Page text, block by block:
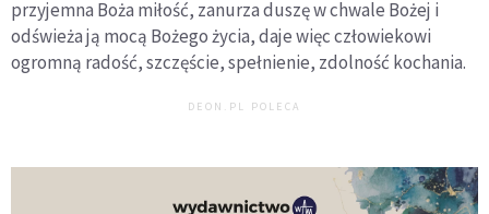
przyjemna Boża miłość, zanurza duszę w chwale Bożej i
odświeża ją mocą Bożego życia, daje więc człowiekowi
ogromną radość, szczęście, spełnienie, zdolność kochania.
DEON.PL POLECA